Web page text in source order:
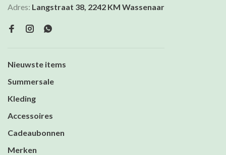
Adres: Langstraat 38, 2242 KM Wassenaar
Nieuwste items
Summersale
Kleding
Accessoires
Cadeaubonnen
Merken